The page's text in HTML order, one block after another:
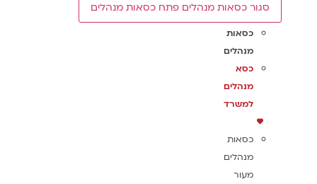
סגור כסאות מנהלים פתח כסאות מנהלים
כסאות
מנהלים
כסא
מנהלים
למשרד
כסאות
מנהלים
מעור